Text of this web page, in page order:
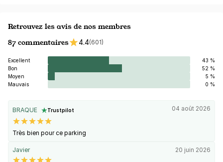
Retrouvez les avis de nos membres
87 commentaires
4.4(601)
Excellent
43 %
Bon
52 %
Moyen
5 %
Mauvais
0 %
BRAQUE Trustpilot 04 août 2026
Très bien pour ce parking
Javier 20 juin 2026